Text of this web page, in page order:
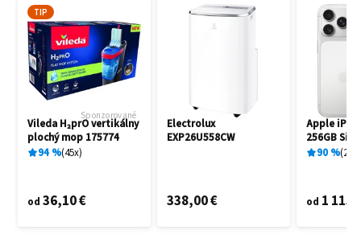
TIP
Sponzorované
Vileda H₂prO vertikálny
plochý mop 175774
94% 45x
od 36,10 €
Electrolux
EXP26U558CW
338,00 €
Apple
256GB
90% 25
od 1